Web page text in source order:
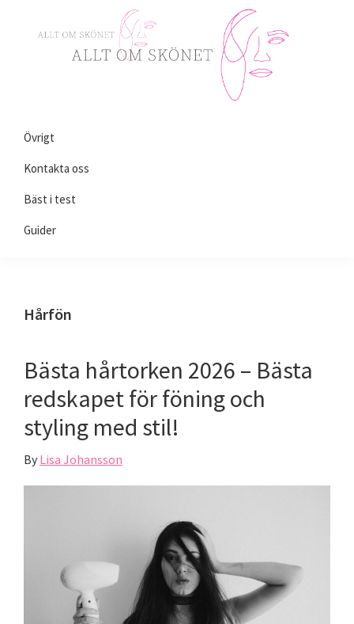
du
behöver
om
skönhet!
Övrigt
Kontakta oss
Bäst i test
Guider
Hårfön
Bästa hårtorken 2026 – Bästa
redskapet för föning och
styling med stil!
By Lisa Johansson